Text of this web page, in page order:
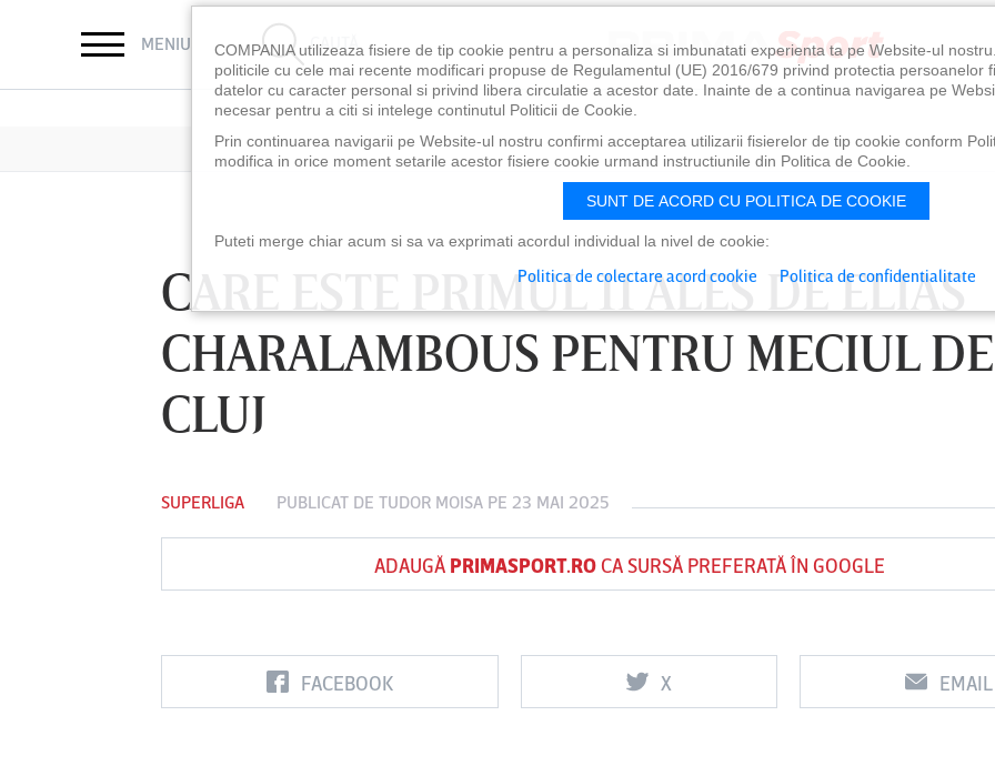
MENIU CAUTĂ
CARE ESTE PRIMUL 11 ALES DE ELIAS
CHARALAMBOUS PENTRU MECIUL
CLUJ
SUPERLIGA PUBLICAT DE TUDOR MOISA PE 23 MAI 2025
ADAUGĂ PRIMASPORT.ROCA SURSĂ PREFERATĂ ÎN GOOGLE
FACEBOOK X EMAIL
FC Botoşani
Vs
Corvinul
Hunedoara
Sepsi OSK Sf
Vs
FCSB UTA Arad
Vs
Rapid
COMPANIA utilizeaza fisiere de tip cookie pentru a personaliza si imbunatati experienta ta pe Website-ul
politicile cu cele mai recente modificari propuse de Regulamentul (UE) 2016/679 privind protectia persoanelor
datelor cu caracter personal si privind libera circulatie a acestor date. Inainte de a continua navigarea pe
necesar pentru a citi si intelege continutul Politicii de Cookie.
Prin continuarea navigarii pe Website-ul nostru confirmi acceptarea utilizarii fisierelor de tip cookie conform
modifica in orice moment setarile acestor fisiere cookie urmand instructiunile din Politica de Cookie.
SUNT DE ACORD CU POLITICA DE COOKIE
Puteti merge chiar acum si sa va exprimati acordul individual la nivel de cookie:
Politica de colectare acord cookie Politica de confidentialitate